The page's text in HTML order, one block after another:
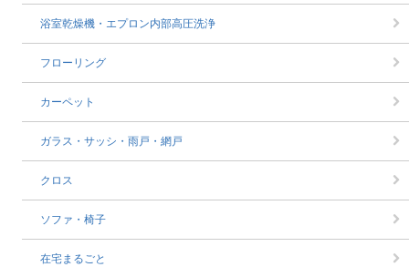
浴室乾燥機・エプロン内部高圧洗浄
フローリング
カーペット
ガラス・サッシ・雨戸・網戸
クロス
ソファ・椅子
在宅まるごと